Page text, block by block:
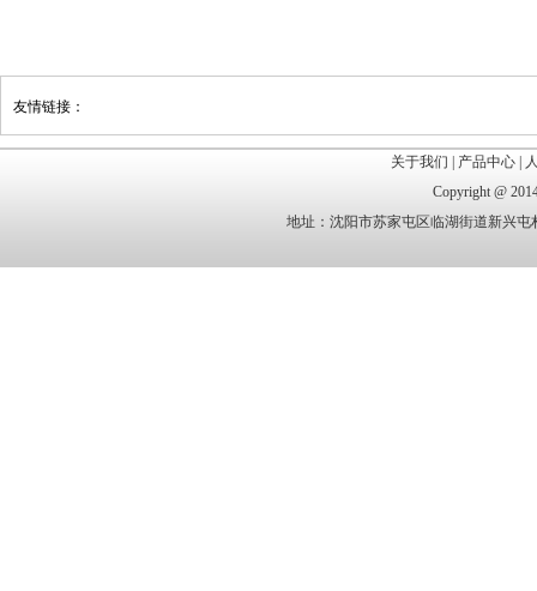
友情链接：
关于我们 产品中心
Copyright @
地址：沈阳市苏家屯区临湖街道新兴屯